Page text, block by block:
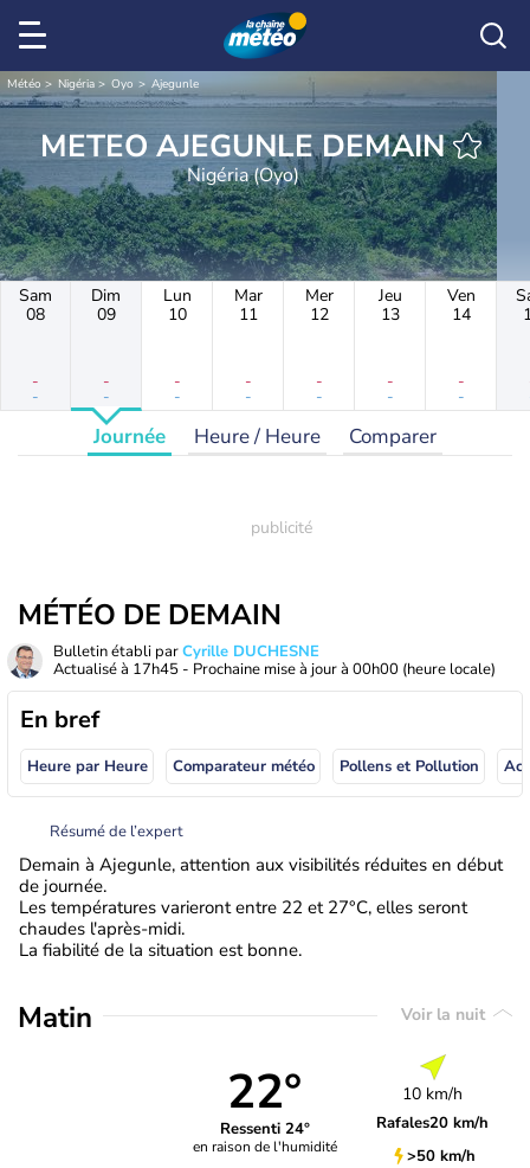
Météo Nigéria Oyo Ajegunle
METEO AJEGUNLE DEMAIN
Nigéria (Oyo)
Sam
08
-
-
Dim
09
-
-
Lun
10
-
-
Mar
11
-
-
Mer
12
-
-
Jeu
13
-
-
Ven
14
-
-
Journée Heure / Heure Comparer
MÉTÉO DE DEMAIN
Bulletin établi parCyrille DUCHESNE
Actualisé à 17h45 - Prochaine mise à jour à 00h00 (heure locale)
En bref
Heure par Heure Comparateur météo Pollens et Pollution
Résumé de l’expert
Demain à Ajegunle, attention aux visibilités réduites en début
de journée.
Les températures varieront entre 22 et 27°C, elles seront
chaudes l'après-midi.
La fiabilité de la situation est bonne.
Matin Voir la nuit
22°
Ressenti 24°
en raison de l'humidité
10 km/h
Rafales20 km/h
>50 km/h